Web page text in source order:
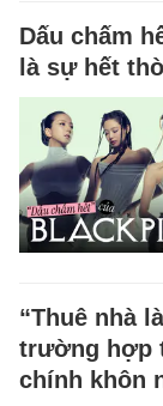
Dấu chấm
là sự hết
“Thuê nhà
trường hợp
chính khôn